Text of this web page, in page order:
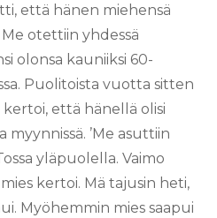
että hänen miehensä
otettiin yhdessä
olonsa kauniiksi 60-
Puolitoista vuotta sitten
että hänellä olisi
’Me asuttiin
yläpuolella. Vaimo
mies kertoi. Mä tajusin heti,
Myöhemmin mies saapui